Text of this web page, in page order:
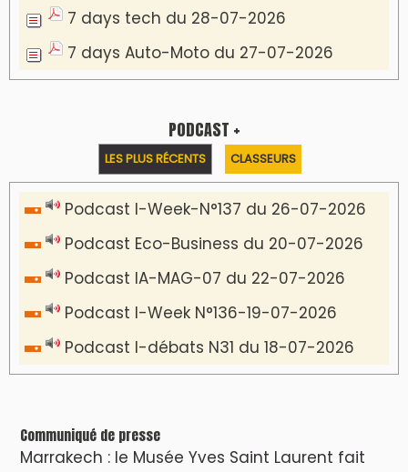
Communiqué de presse
Marrakech : le Musée Yves Saint Laurent fait
du mois d'août un rendez-vous
VIDÉOS & CLIP +
LES PLUS RÉCENTS CLASSEURS
دِيمَا المَغرِب Clip
🎵Bulldozer Blues